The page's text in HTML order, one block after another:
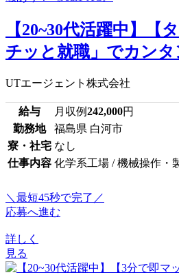
【20~30代活躍中】【
チッと就職」でカン
UTエージェント株式会社
給与 月収例242,000円
勤務地
福島県 白河市
寮・社宅 なし
仕事内容 化学系工場 / 機械操作・
＼最短45秒で完了／
応募へ進む
詳しく
見る